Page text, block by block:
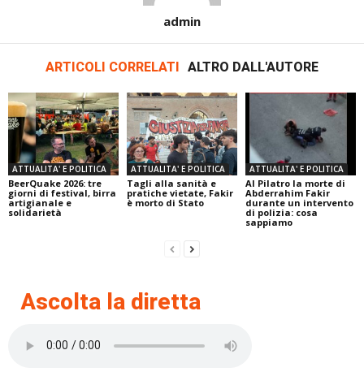
admin
ARTICOLI CORRELATI ALTRO DALL'AUTORE
ATTUALITA' E POLITICA
BeerQuake 2026: tre
giorni di festival, birra
artigianale e
solidarietà
ATTUALITA' E POLITICA
Tagli alla sanità e
pratiche vietate, Fakir
è morto di Stato
ATTUALITA' E POLITICA
Al Pilatro la morte di
Abderrahim Fakir
durante un intervento
di polizia: cosa
sappiamo
Ascolta la diretta